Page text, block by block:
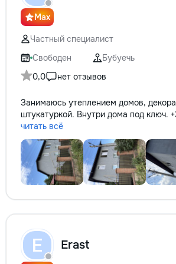
reparație veți rămâne cu schema
comunicațiilor ascunse și
fotografiile tuturor etapelor
importante. Curățenie
profesională Predăm
apartamentul complet pregătit
pentru locuit – curat, fără praf și
Prețuri orientative pentru
materiale: Prețurile depind de țara
producătorului, brand, colecție și
porțelanată – de la 350–800+
lei/m² Laminat – de la 180–450+
lei/m² Materiale pentru lucrări
brute – de la 1 500–2 500 lei/m²
extensibil – de la 120–200 lei/m²
dumneavoastră! Realizăm
interiorul cât mai aproape posibil
Max
Частный специалист
Свободен
Бубуечь
0,0
нет отзывов
Занимаюсь утеплением домов,
штукатуркой. Внутри дома под ключ.
читать всё
E Erast